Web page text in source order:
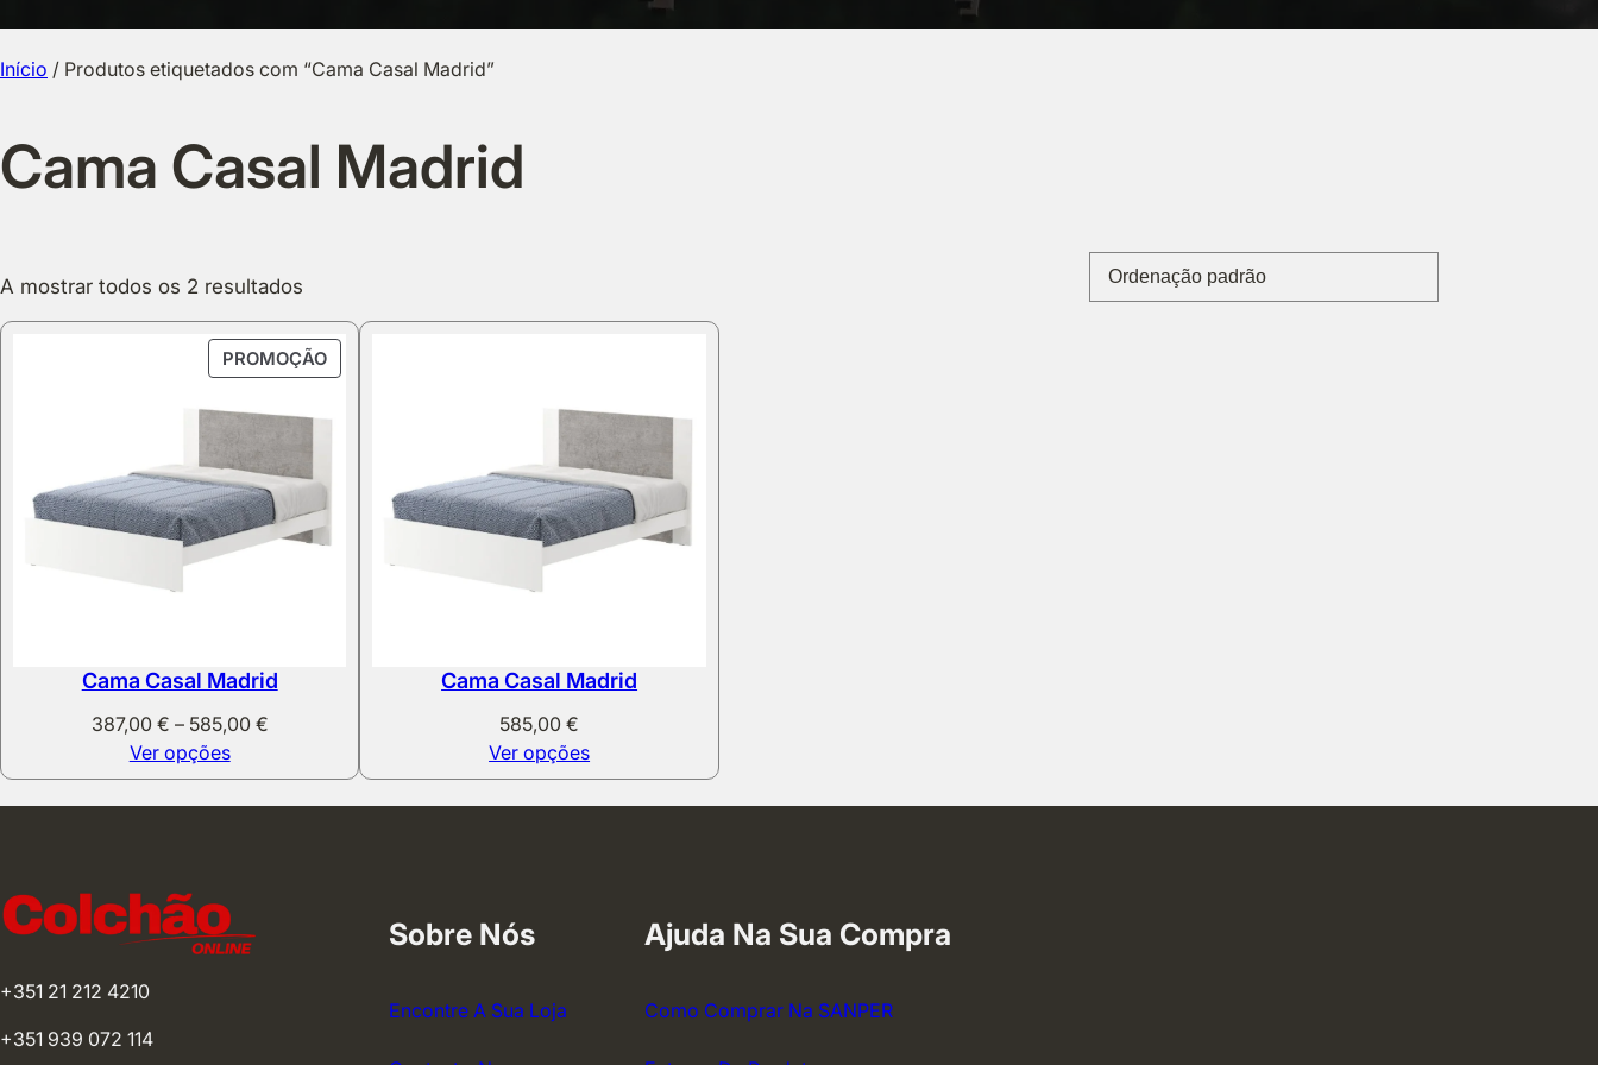
Início / Produtos etiquetados com “Cama Casal Madrid”
Cama Casal Madrid
A mostrar todos os 2 resultados
PROMOÇÃOPRODUTO
Cama Casal Madrid
387,00 € – 585,00 €Price
387,00 €
through
Ver opções
Cama Casal Madrid
585,00€
Ver opções
+351 21 212 4210
+351 939 072 114
Sobre Nós
Encontre A Sua Loja
Ajuda Na Sua Compra
Como Comprar Na SANPER